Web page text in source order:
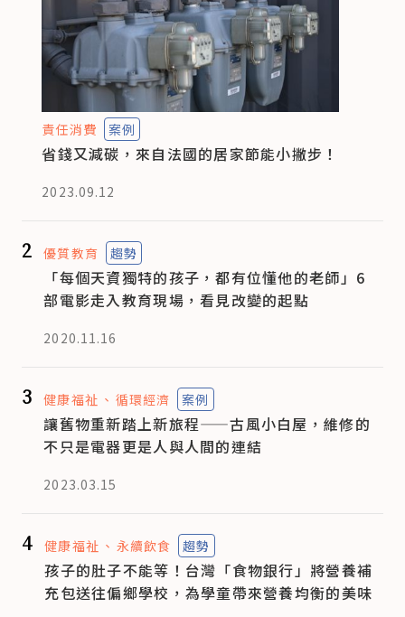
責任消費 案例
省錢又減碳，來自法國的居家節能小撇步！
2023.09.12
2 優質教育 趨勢
「每個天資獨特的孩子，都有位懂他的老師」6
部電影走入教育現場，看見改變的起點
2020.11.16
3 健康福祉 循環經濟 案例
讓舊物重新踏上新旅程——古風小白屋，維修的
不只是電器更是人與人間的連結
2023.03.15
4 健康福祉 永續飲食 趨勢
孩子的肚子不能等！台灣「食物銀行」將營養補
充包送往偏鄉學校，為學童帶來營養均衡的美味